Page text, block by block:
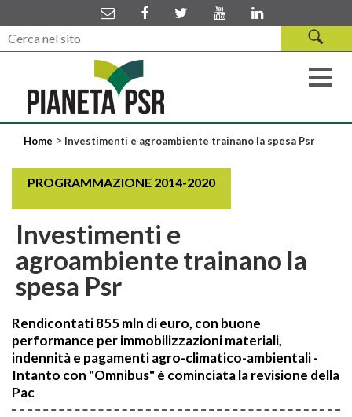
Home > Investimenti e agroambiente trainano la spesa Psr
PROGRAMMAZIONE 2014-2020
Investimenti e
agroambiente trainano la
spesa Psr
Rendicontati 855 mln di euro, con buone
performance per immobilizzazioni materiali,
indennità e pagamenti agro-climatico-ambientali -
Intanto con "Omnibus" è cominciata la revisione della
Pac